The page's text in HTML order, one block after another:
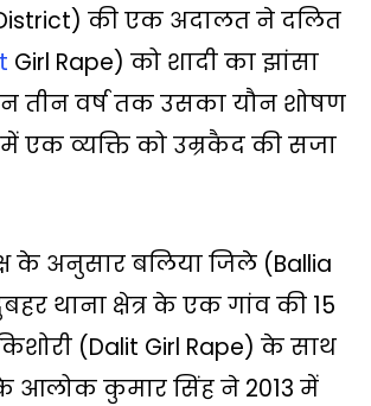
y
L
i
k
e
g
m
i
l
r
e
की एक अदालत ने दलित
Girl Rape) को शादी का झांसा
तीन वर्ष तक उसका यौन शोषण
एक व्यक्ति को उम्रकैद की सजा
के अनुसार बलिया जिले (Ballia
थाना क्षेत्र के एक गांव की 15
(Dalit Girl Rape) के साथ
आलोक कुमार सिंह ने 2013 में